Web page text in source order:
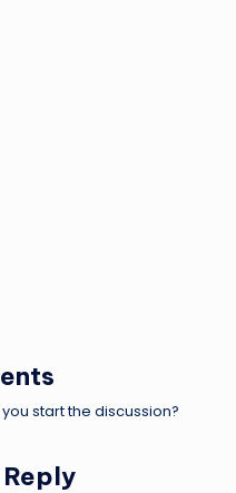
start the discussion?